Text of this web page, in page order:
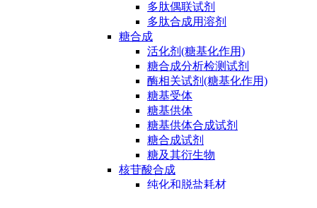
多肽偶联试剂
多肽合成用溶剂
糖合成
活化剂(糖基化作用)
糖合成分析检测试剂
酶相关试剂(糖基化作用)
糖基受体
糖基供体
糖基供体合成试剂
糖合成试剂
糖及其衍生物
核苷酸合成
纯化和脱盐耗材